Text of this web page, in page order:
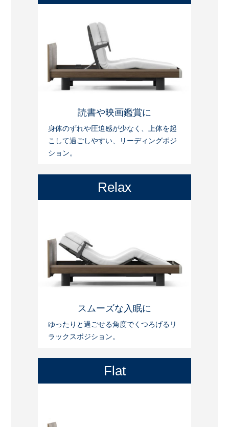
読書や映画鑑賞に
身体のずれや圧迫感が少なく、上体を起
こして過ごしやすい、リーディングポジ
ション。
Relax
スムーズな入眠に
ゆったりと過ごせる角度でくつろげるリ
ラックスポジション。
Flat